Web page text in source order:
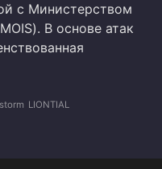
с Министерством
В основе атак
LIONTIAL